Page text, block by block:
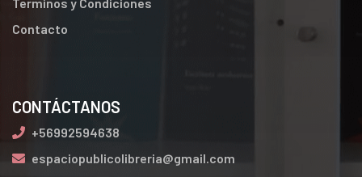
Contacto
CONTÁCTANOS
+56992594638
espaciopublicolibreria@gmail.com